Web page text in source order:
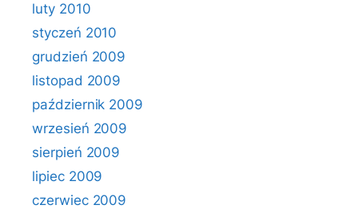
luty 2010
styczeń 2010
grudzień 2009
listopad 2009
październik 2009
wrzesień 2009
sierpień 2009
lipiec 2009
czerwiec 2009